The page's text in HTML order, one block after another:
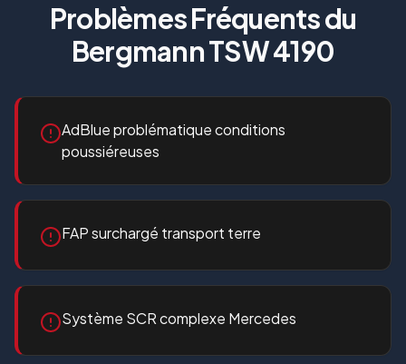
Problèmes Fréquents du
Bergmann TSW 4190
AdBlue problématique conditions
poussiéreuses
FAP surchargé transport terre
Système SCR complexe Mercedes